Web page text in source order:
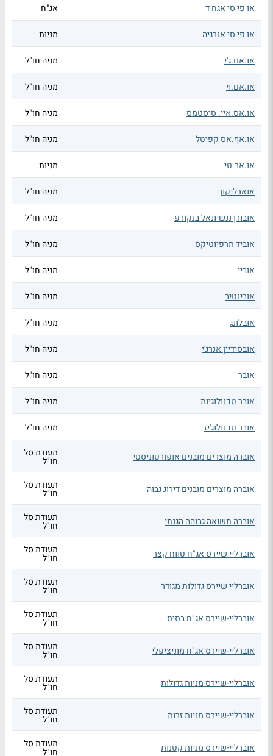
או פי סי אגח ד אג"ח
או פי סי אנרגיה מניות
או.אם.ג'י מניה חו"ל
או.אם.וי מניה חו"ל
או.אס.איי. סיסטמס מניה חו"ל
או.אף.אס קפיטל מניה חו"ל
או.אר.טי מניות
אוארליקון מניה חו"ל
אובורן ננשיונאל בנקורפ מניה חו"ל
אוביד תרפיוטיקס מניה חו"ל
אוביי מניה חו"ל
אובינטיב מניה חו"ל
אובלונג מניה חו"ל
אובסידיין אנרג'י מניה חו"ל
אובר מניה חו"ל
אובר טכנולוגיות מניה חו"ל
אובר טכנולוג'יז מניה חו"ל
אוברה מוצרים מובנים אופורטוניסטי תעודת סל
חו"ל
אוברה מוצרים מובנים דירוג גבוה תעודת סל
חו"ל
אוברה תשואה גבוהה הגנתי תעודת סל
חו"ל
אוברליי שיירס אג"ח טווח קצר תעודת סל
חו"ל
אוברליי שיירס גדולות מגודר תעודת סל
חו"ל
אוברליי-שיירס אג"ח בסיס תעודת סל
חו"ל
אוברליי-שיירס אג"ח מוניציפלי תעודת סל
חו"ל
אוברליי-שיירס מניות גדולות תעודת סל
חו"ל
אוברליי-שיירס מניות זרות תעודת סל
חו"ל
אוברליי-שיירס מניות קטנות תעודת סל
חו"ל